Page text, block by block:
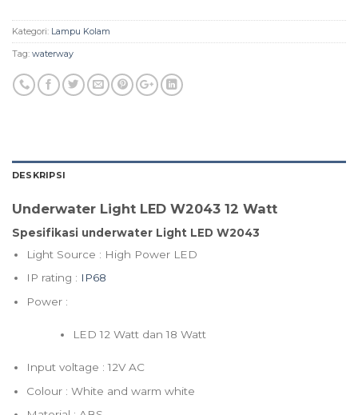
Kategori: Lampu Kolam
Tag: waterway
DESKRIPSI
Underwater Light LED W2043 12 Watt
Spesifikasi underwater Light LED W2043
Light Source : High Power LED
IP rating : IP68
Power :
LED 12 Watt dan 18 Watt
Input voltage : 12V AC
Colour : White and warm white